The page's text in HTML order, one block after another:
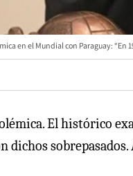
en el Mundial con Paraguay: “En
El histórico
dichos